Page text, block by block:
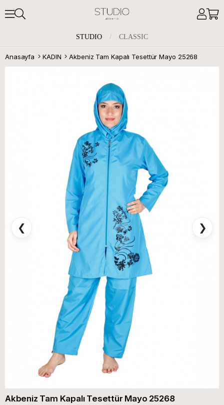
STUDIO / CLASSIC
Anasayfa KADIN Akbeniz Tam Kapalı Tesettür Mayo 25268
❮ ❯
Akbeniz Tam Kapalı Tesettür Mayo 25268